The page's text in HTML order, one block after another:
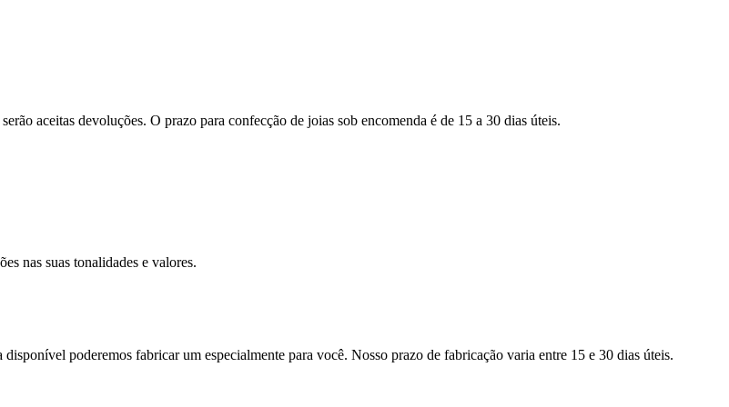
aceitas devoluções. O prazo para confecção de joias sob encomenda é de 15 a 30 dias úteis.
nas suas tonalidades e valores.
poderemos fabricar um especialmente para você. Nosso prazo de fabricação varia entre 15 e 30 dias úteis.